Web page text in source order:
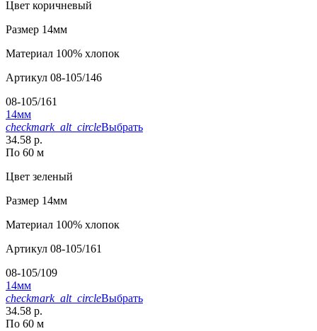
Цвет коричневый
Размер 14мм
Материал 100% хлопок
Артикул 08-105/146
08-105/161
14мм
checkmark_alt_circleВыбрать
34.58 р.
По 60 м
Цвет зеленый
Размер 14мм
Материал 100% хлопок
Артикул 08-105/161
08-105/109
14мм
checkmark_alt_circleВыбрать
34.58 р.
По 60 м